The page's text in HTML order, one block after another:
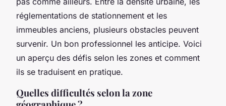
réglementations de stationnement et les
immeubles anciens, plusieurs obstacles peuvent
survenir. Un bon professionnel les anticipe. Voici
un aperçu des défis selon les zones et comment
ils se traduisent en pratique.
Quelles difficultés selon la zone